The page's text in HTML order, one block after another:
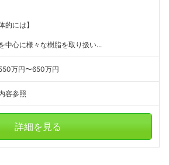
的には】
中心に様々な樹脂を取り扱い...
万円〜650万円
容参照
詳細を見る